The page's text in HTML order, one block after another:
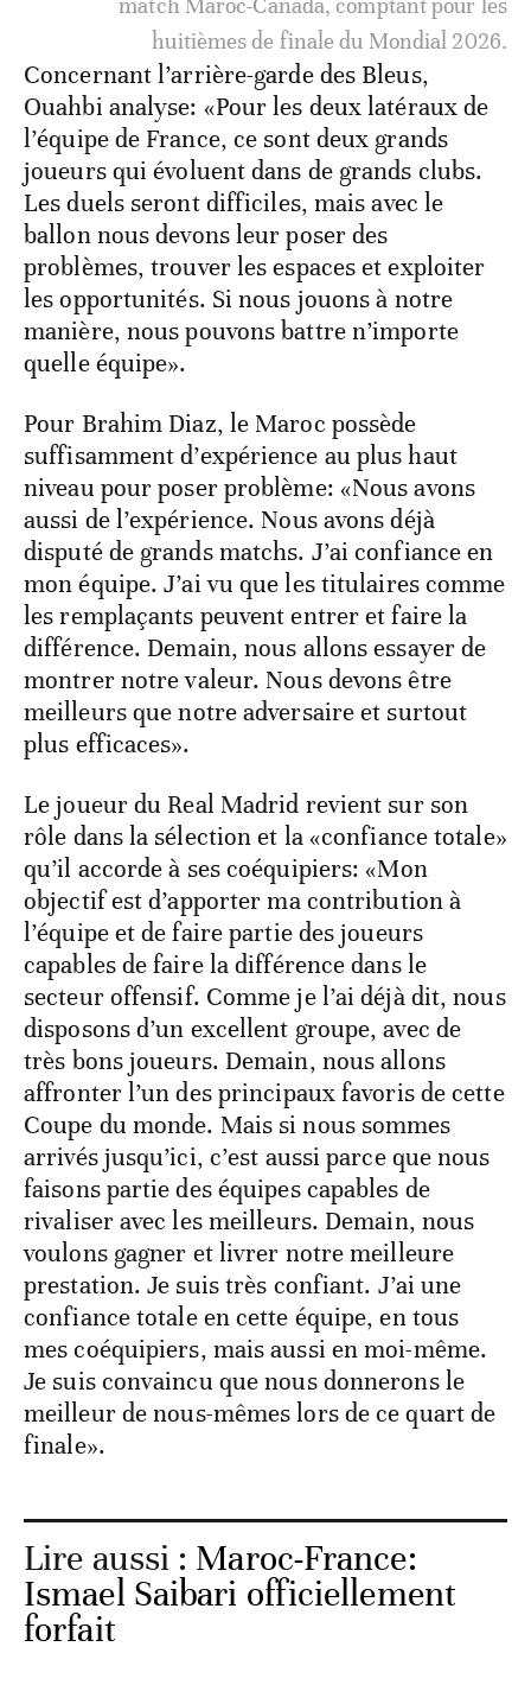
match Maroc-Canada, comptant pour les
huitièmes de finale du Mondial 2026.
Concernant l’arrière-garde des Bleus,
Ouahbi analyse: «Pour les deux latéraux de
l’équipe de France, ce sont deux grands
joueurs qui évoluent dans de grands clubs.
Les duels seront difficiles, mais avec le
ballon nous devons leur poser des
problèmes, trouver les espaces et exploiter
les opportunités. Si nous jouons à notre
manière, nous pouvons battre n’importe
quelle équipe».
Pour Brahim Diaz, le Maroc possède
suffisamment d’expérience au plus haut
niveau pour poser problème: «Nous avons
aussi de l’expérience. Nous avons déjà
disputé de grands matchs. J’ai confiance en
mon équipe. J’ai vu que les titulaires comme
les remplaçants peuvent entrer et faire la
différence. Demain, nous allons essayer de
montrer notre valeur. Nous devons être
meilleurs que notre adversaire et surtout
plus efficaces».
Le joueur du Real Madrid revient sur son
rôle dans la sélection et la «confiance totale»
qu’il accorde à ses coéquipiers: «Mon
objectif est d’apporter ma contribution à
l’équipe et de faire partie des joueurs
capables de faire la différence dans le
secteur offensif. Comme je l’ai déjà dit, nous
disposons d’un excellent groupe, avec de
très bons joueurs. Demain, nous allons
affronter l’un des principaux favoris de cette
Coupe du monde. Mais si nous sommes
arrivés jusqu’ici, c’est aussi parce que nous
faisons partie des équipes capables de
rivaliser avec les meilleurs. Demain, nous
voulons gagner et livrer notre meilleure
prestation. Je suis très confiant. J’ai une
confiance totale en cette équipe, en tous
mes coéquipiers, mais aussi en moi-même.
Je suis convaincu que nous donnerons le
meilleur de nous-mêmes lors de ce quart de
finale».
Lire aussi : Maroc-France:
Ismael Saibari officiellement
forfait